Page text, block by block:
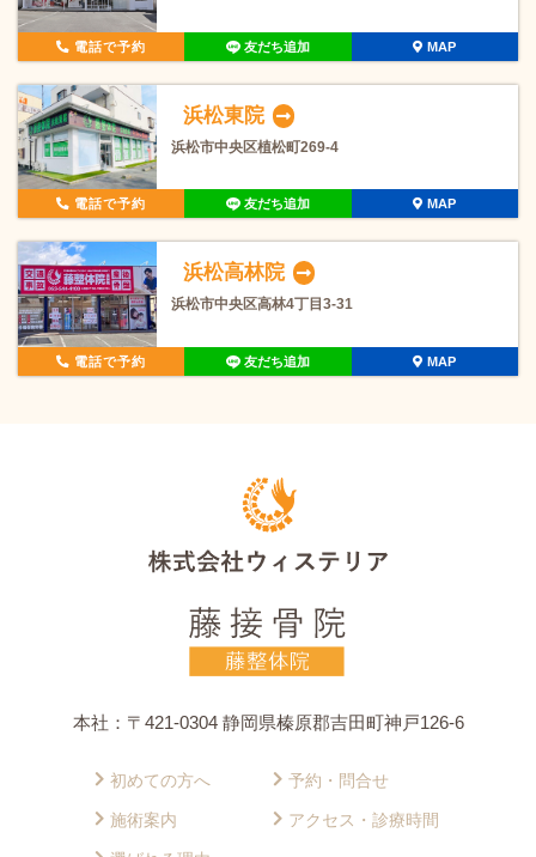
電話で予約 友だち追加 MAP
浜松東院
浜松市中央区植松町269-4
電話で予約 友だち追加 MAP
浜松高林院
浜松市中央区高林4丁目3-31
電話で予約 友だち追加 MAP
本社：〒421-0304 静岡県榛原郡吉田町神戸126-6
初めての方へ
施術案内
予約・問合せ
アクセス・診療時間